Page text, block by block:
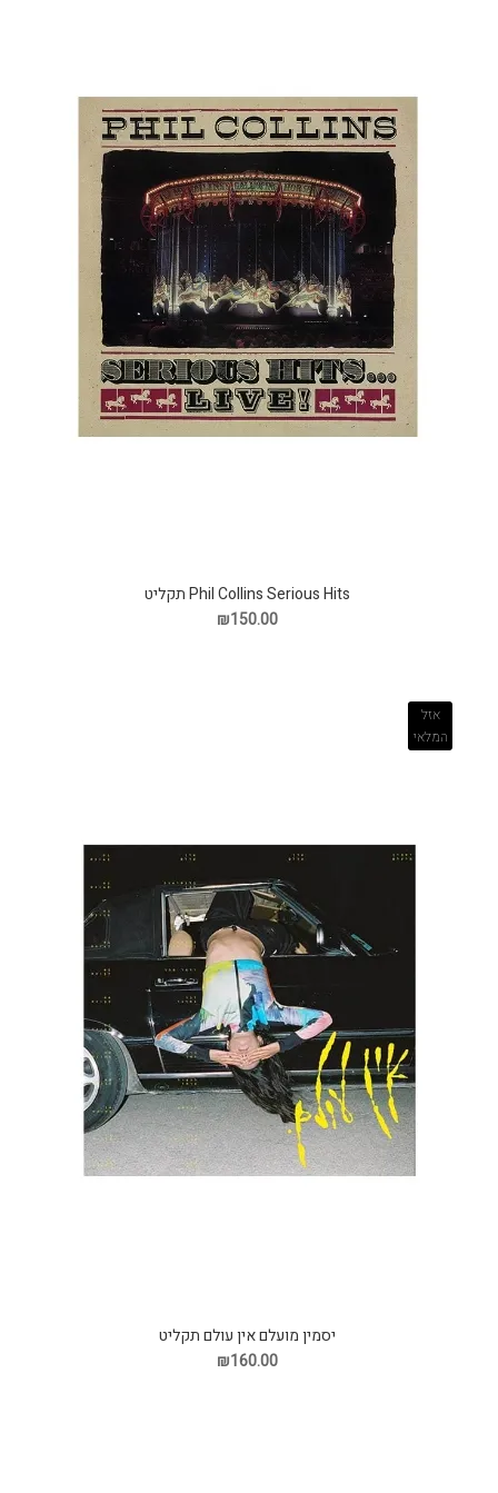
Phil Collins Serious Hits תקליט
₪150.00
אזל
המלאי
יסמין מועלם אין עולם תקליט
₪160.00